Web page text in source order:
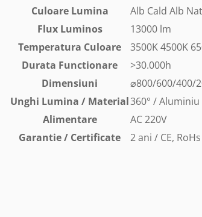
Culoare Lumina
Alb Cald Alb
Flux Luminos
13000 lm
Temperatura Culoare
3500K 4500K
Durata Functionare
>30.000h
Dimensiuni
⌀800/600/400/
Unghi Lumina / Material360° / Aluminiu
Alimentare
AC 220V
Garantie / Certificate
2 ani / CE, RoHs